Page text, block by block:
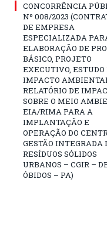
CONCORRÊNCIA
Nº 008/2023
DE EMPRESA
ESPECIALIZADA
ELABORAÇÃO DE
BÁSICO, PROJETO
EXECUTIVO, ESTUDO
IMPACTO
RELATÓRIO DE
SOBRE O MEIO
EIA/RIMA PARA A
IMPLANTAÇÃO E
OPERAÇÃO DO
GESTÃO INTEGRADA
RESÍDUOS SÓLIDOS
URBANOS – CGIR –
ÓBIDOS – PA)